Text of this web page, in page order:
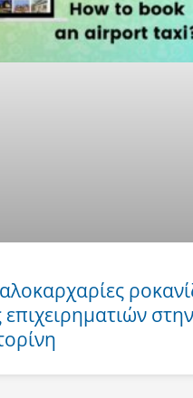
επιχειρηματιών στην